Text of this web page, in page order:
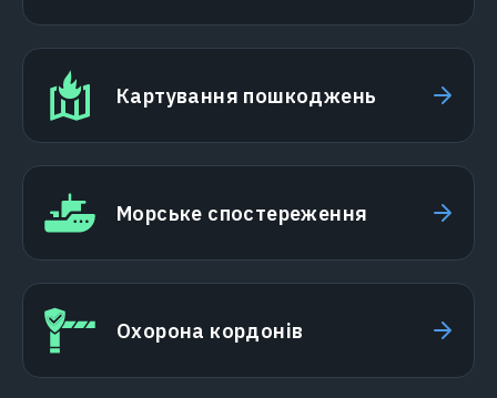
Картування пошкоджень
Морське спостереження
Охорона кордонів